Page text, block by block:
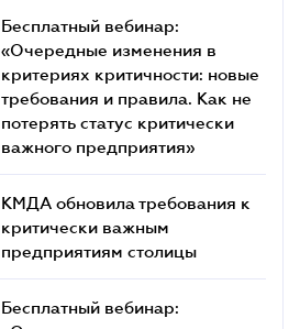
Бесплатный вебинар:
«Очередные изменения в
критериях критичности: новые
требования и правила. Как не
потерять статус критически
важного предприятия»
КМДА обновила требования к
критически важным
предприятиям столицы
Бесплатный вебинар: